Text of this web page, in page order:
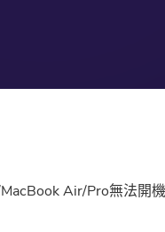
Air/Pro無法開